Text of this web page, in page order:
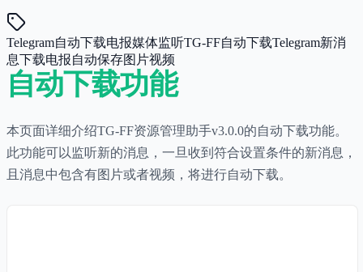
Telegram自动下载电报媒体监听TG-FF自动下载Telegram新消
息下载电报自动保存图片视频
自动下载功能
本页面详细介绍TG-FF资源管理助手v3.0.0的自动下载功能。
此功能可以监听新的消息，一旦收到符合设置条件的新消息，
且消息中包含有图片或者视频，将进行自动下载。